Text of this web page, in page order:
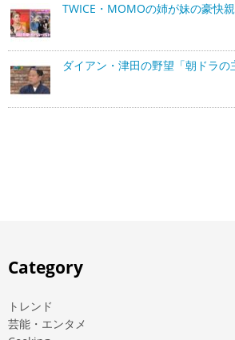
TWICE・MOMOの姉が妹の豪快
ダイアン・津田の野望「朝ドラ
Category
トレンド
芸能・エンタメ